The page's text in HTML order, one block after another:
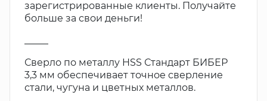
зарегистрированные клиенты. Получайте
больше за свои деньги!
Сверло по металлу HSS Стандарт БИБЕР
3,3 мм обеспечивает точное сверление
стали, чугуна и цветных металлов.